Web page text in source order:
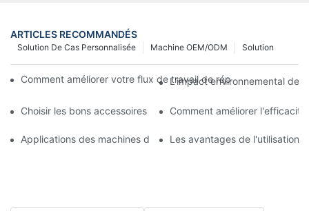
ARTICLES RECOMMANDÉS
Solution
Machine OEM/ODM
Solution De Cas Personnalisée
Comment améliorer votre flux de travail de réparation mobile
L'impact environnemental
Choisir les bons accessoires pour votre machine de réparation
Comment améliorer
Applications des machines de réparation de téléphones pour
Les avantages de l'utilisation